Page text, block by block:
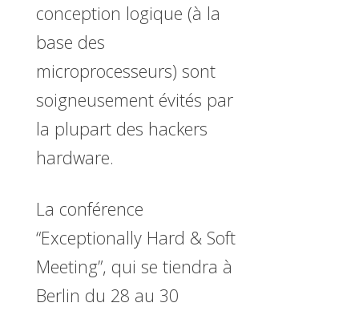
conception logique (à la
base des
microprocesseurs) sont
soigneusement évités par
la plupart des hackers
hardware.
La conférence
“Exceptionally Hard & Soft
Meeting”, qui se tiendra à
Berlin du 28 au 30